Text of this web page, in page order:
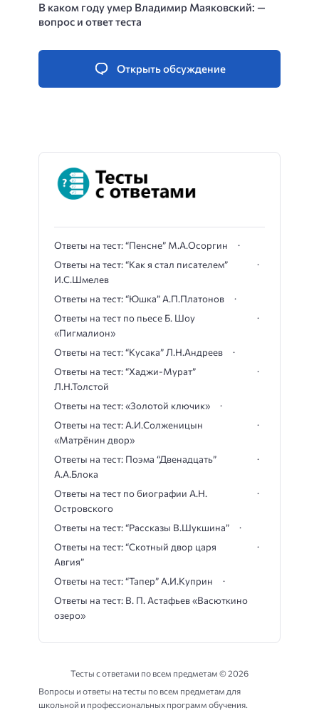
В каком году умер Владимир Маяковский: —
вопрос и ответ теста
Открыть обсуждение
Ответы на тест: “Пенсне” М.А.Осоргин
Ответы на тест: “Как я стал писателем”
И.С.Шмелев
Ответы на тест: “Юшка” А.П.Платонов
Ответы на тест по пьесе Б. Шоу
«Пигмалион»
Ответы на тест: “Кусака” Л.Н.Андреев
Ответы на тест: “Хаджи-Мурат”
Л.Н.Толстой
Ответы на тест: «Золотой ключик»
Ответы на тест: А.И.Солженицын
«Матрёнин двор»
Ответы на тест: Поэма “Двенадцать”
А.А.Блока
Ответы на тест по биографии А.Н.
Островского
Ответы на тест: “Рассказы В.Шукшина”
Ответы на тест: “Скотный двор царя
Авгия”
Ответы на тест: “Тапер” А.И.Куприн
Ответы на тест: В. П. Астафьев «Васюткино
озеро»
Тесты с ответами по всем предметам ©2026
Вопросы и ответы на тесты по всем предметам для
школьной и профессиональных программ обучения.